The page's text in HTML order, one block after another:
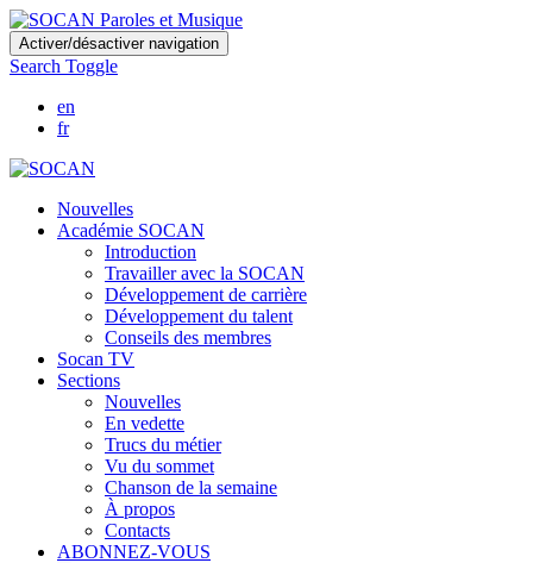
Skip
to
main
content
Activer/désactiver navigation
Search Toggle
en
fr
Nouvelles
Académie SOCAN
Introduction
Travailler avec la SOCAN
Développement de carrière
Développement du talent
Conseils des membres
Socan TV
Sections
Nouvelles
En vedette
Trucs du métier
Vu du sommet
Chanson de la semaine
À propos
Contacts
ABONNEZ-VOUS